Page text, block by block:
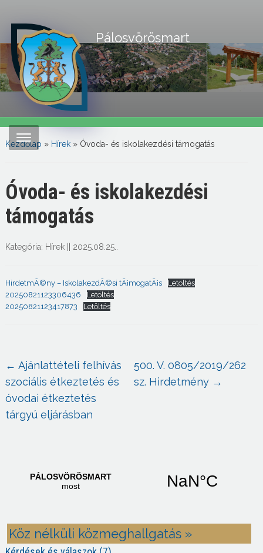
Pálosvörösmart
Kezdőlap » Hírek» Óvoda- és iskolakezdési támogatás
Köz nélküli közmeghallgatás »
Óvoda- és iskolakezdési
támogatás
Kategória: Hírek|| 2025.08.25.
HirdetmÃ©ny – IskolakezdÃ©si tÃ¡mogatÃ¡s
Letöltés
20250821123306436
Letöltés
20250821123417873
Letöltés
← Ajánlattételi felhívás
szociális étkeztetés és
óvodai étkeztetés
tárgyú eljárásban
500. V. 0805/2019/262
sz. Hirdetmény →